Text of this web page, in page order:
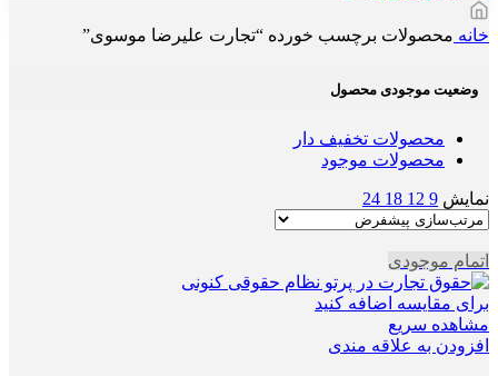
خانه محصولات برچسب خورده “تجارت علیرضا موسوی”
وضعیت موجودی محصول
محصولات تخفیف دار
محصولات موجود
نمایش 9
12
18
24
اتمام موجودی
برای مقایسه اضافه کنید
مشاهده سریع
افزودن به علاقه مندی